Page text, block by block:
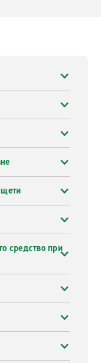
щети
средство при